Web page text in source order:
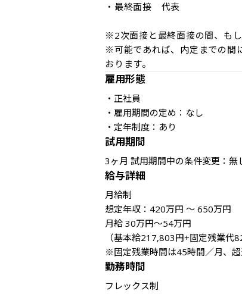
・最終面接　代表
※2次面接と最終面接の間、も
※可能であれば、内定までの間
おります。
雇用形態
・正社員
・雇用期間の定め：なし
・定年制度：あり
試用期間
3ヶ月 試用期間中の条件変更：無
給与詳細
月給制
想定年収：420万円 ～ 650万円
月給 30万円～54万円
（基本給217,803円+固定残業代
※固定残業時間は45時間／月、
勤務時間
フレックス制